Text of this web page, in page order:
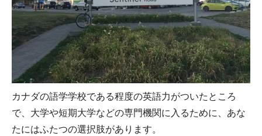
カナダの語学学校である程度の英語力がついたところ
で、大学や短期大学などの専門機関に入るために、あな
たにはふたつの選択肢があります。